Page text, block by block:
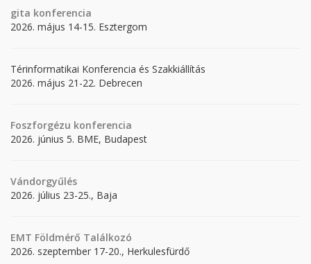
gita konferencia
2026. május 14-15. Esztergom
Térinformatikai Konferencia és Szakkiállítás
2026. május 21-22. Debrecen
Foszforgézu konferencia
2026. június 5. BME, Budapest
Vándorgyűlés
2026. július 23-25., Baja
EMT Földmérő Találkozó
2026. szeptember 17-20., Herkulesfürdő